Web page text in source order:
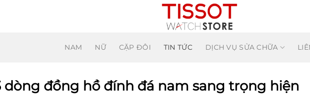
NAM NỮ CẶP ĐÔI TIN TỨC DỊCH VỤ SỬA CHỮA
dòng đồng hồ đính đá nam sang trọng hiện